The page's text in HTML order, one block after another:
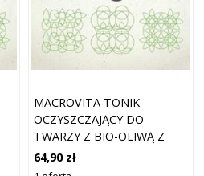
MACROVITA TONIK
OCZYSZCZAJĄCY DO
TWARZY Z BIO-OLIWĄ Z
OLIWEK I BIO-NAGIETKIEM
200 ML
64,90 zł